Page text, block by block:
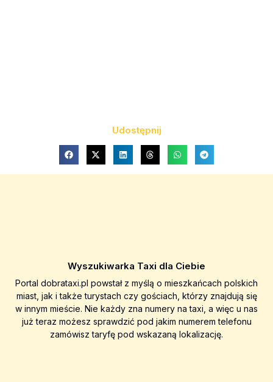
Udostępnij
Wyszukiwarka Taxi dla Ciebie
Portal dobrataxi.pl powstał z myślą o mieszkańcach polskich
miast, jak i także turystach czy gościach, którzy znajdują się
w innym mieście. Nie każdy zna numery na taxi, a więc u nas
już teraz możesz sprawdzić pod jakim numerem telefonu
zamówisz taryfę pod wskazaną lokalizację.